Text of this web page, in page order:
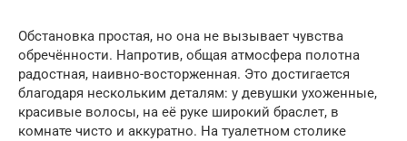
Обстановка простая, но она не вызывает чувства
обречённости. Напротив, общая атмосфера полотна
радостная, наивно-восторженная. Это достигается
благодаря нескольким деталям: у девушки ухоженные,
красивые волосы, на её руке широкий браслет, в
комнате чисто и аккуратно. На туалетном столике